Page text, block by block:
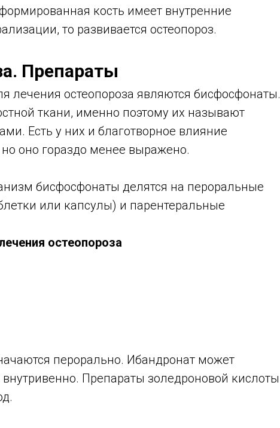
кость имеет внутренние
то развивается остеопороз.
Препараты
лечения остеопороза являются бисфосфонаты.
ткани, именно поэтому их называют
Есть у них и благотворное влияние
оно гораздо менее выражено.
бисфосфонаты делятся на пероральные
или капсулы) и парентеральные
остеопороза
перорально. Ибандронат может
Препараты золедроновой кислоты